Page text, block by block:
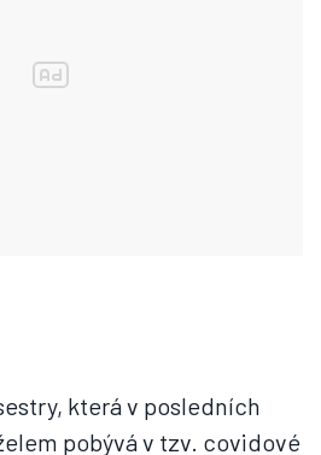
která v posledních
pobývá v tzv. covidové